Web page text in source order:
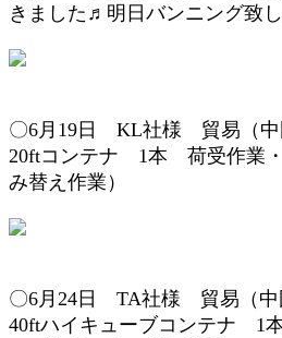
きました♬明日バンニング致し
〇6月19 日 KL社様 貿易（
20ftコンテナ 1本 荷受作業・
み替え 作業 ）
〇6月24 日 TA社様 貿易（
40ftハイキューブコンテナ 1